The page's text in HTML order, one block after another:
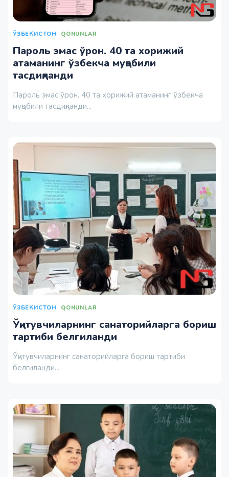
ЎЗБЕКИСТОН QONUNLAR
Пароль эмас ўрон. 40 та хорижий
атаманинг ўзбекча муқобили
тасдиқланди
Пароль эмас ўрон. 40 та хорижий атаманинг ўзбекча
муқобили тасдиқланди...
ЎЗБЕКИСТОН QONUNLAR
Ўқитувчиларнинг санаторийларга бориш
тартиби белгиланди
Ўқитувчиларнинг санаторийларга бориш тартиби
белгиланди...